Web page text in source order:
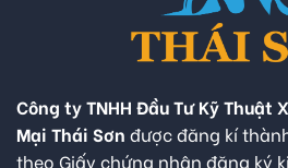
Công ty TNHH Đầu Tư Kỹ Thuật
Mại Thái Sơn được đăng kí
theo Giấy chứng nhận đăng ký